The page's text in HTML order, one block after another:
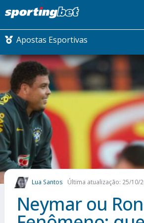
Apostas Esportivas
CONMEBOL LIBERTADORES
FUTEBOL NACIONAL
FUTEBOL INTERNACIONAL
COMO APOSTAR
MAIS ESPORTES
Lua Santos Última atualização: 25/10/
Neymar ou